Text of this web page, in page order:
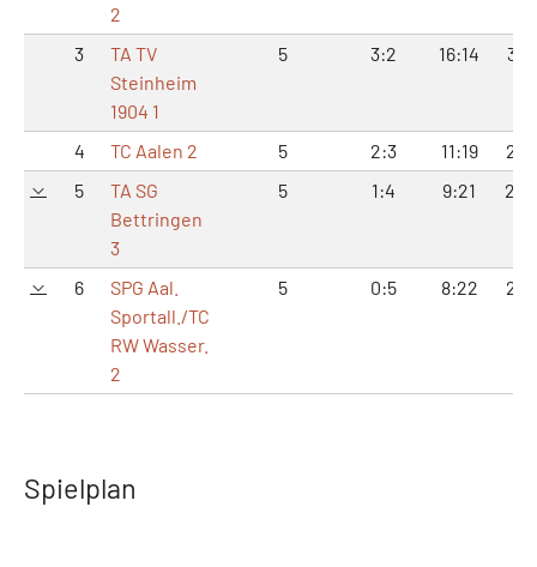
2
3
TA TV
Steinheim
1904 1
5 3:2 16:14
4 TC Aalen 2 5 2:3 11:19
5
TA SG
Bettringen
3
5 1:4 9:21
6
SPG Aal.
Sportall./TC
RW Wasser.
2
5 0:5 8:22
Spielplan